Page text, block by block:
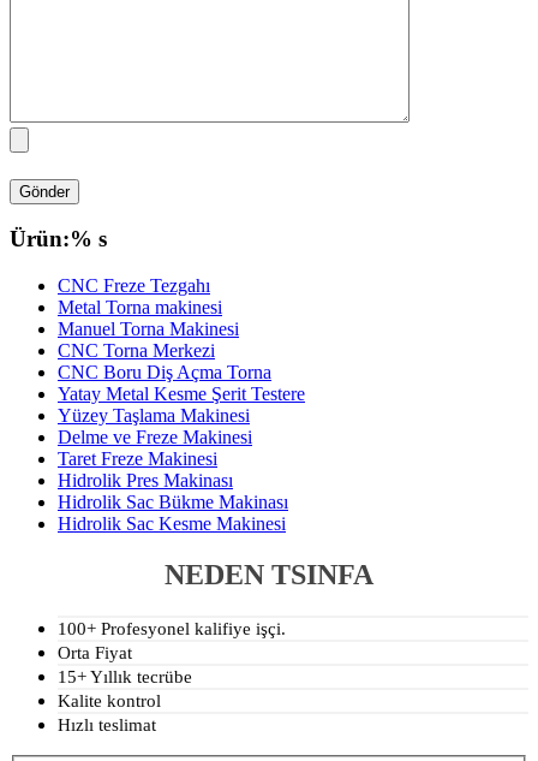
Ürün:% s
CNC Freze Tezgahı
Metal Torna makinesi
Manuel Torna Makinesi
CNC Torna Merkezi
CNC Boru Diş Açma Torna
Yatay Metal Kesme Şerit Testere
Yüzey Taşlama Makinesi
Delme ve Freze Makinesi
Taret Freze Makinesi
Hidrolik Pres Makinası
Hidrolik Sac Bükme Makinası
Hidrolik Sac Kesme Makinesi
NEDEN TSINFA
100+ Profesyonel kalifiye işçi.
Orta Fiyat
15+ Yıllık tecrübe
Kalite kontrol
Hızlı teslimat